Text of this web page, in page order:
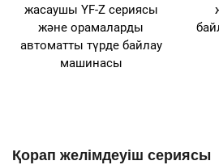
жасаушы YF-Z сериясы
және орамаларды
автоматты түрде байлау
машинасы
Қорап желімдеуіш сериясы